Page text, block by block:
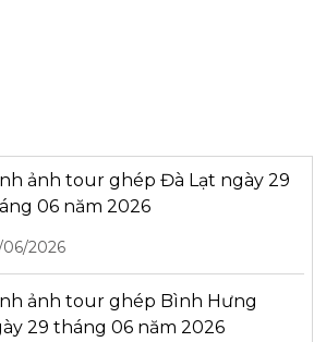
ảnh tour ghép Đà Lạt ngày 29
06 năm 2026
2026
ảnh tour ghép Bình Hưng
29 tháng 06 năm 2026